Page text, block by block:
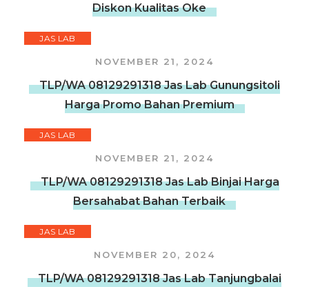
Diskon Kualitas Oke
JAS LAB
NOVEMBER 21, 2024
TLP/WA 08129291318 Jas Lab Gunungsitoli
Harga Promo Bahan Premium
JAS LAB
NOVEMBER 21, 2024
TLP/WA 08129291318 Jas Lab Binjai Harga
Bersahabat Bahan Terbaik
JAS LAB
NOVEMBER 20, 2024
TLP/WA 08129291318 Jas Lab Tanjungbalai